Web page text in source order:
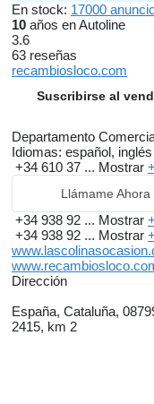
En stock: 17000
10 años en Autoline
3.6
63 reseñas
recambiosloco.com
Suscribirse al
Departamento
Idiomas: español, inglés
+34 610 37 ... Mostrar
Llámame Ahora
+34 938 92 ... Mostrar
+34 938 92 ... Mostrar
Dirección
España, Cataluña,
2415, km 2